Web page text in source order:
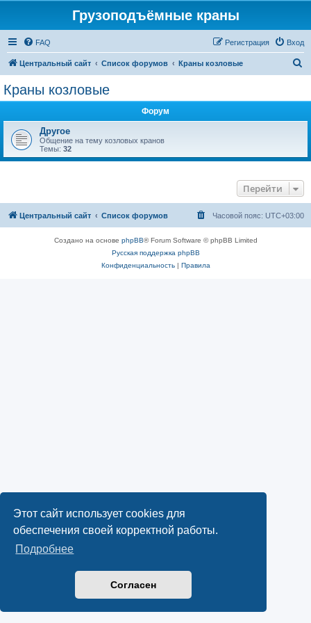
Этот сайт использует cookies для
обеспечения своей корректной работы.
Подробнее
Согласен
Грузоподъёмные краны
FAQ Вход
Регистрация
Центральный сайт Список форумов Краны козловые
Краны козловые
Форум
Другое
Общение на тему козловых кранов
Темы: 32
Перейти
Центральный сайт Список форумов Часовой пояс: UTC+03:00
Создано на основе phpBB® Forum Software © phpBB Limited
Русская поддержка phpBB
Конфиденциальность| Правила